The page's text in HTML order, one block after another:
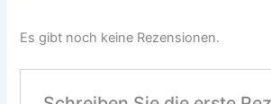
Es gibt noch keine Rezensionen.